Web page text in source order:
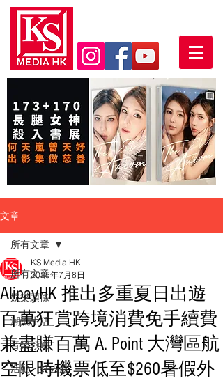
文章
所有文章
娛樂頭條
潮流生活
音樂頻道
活動・好去處
所有文章
AlipayHK 推出多重夏日出遊
百萬狂賞跨境消費免手續費
兼盡賺百萬 A. Point 大灣區航
空限時機票低至$260暑假外
KS Media HK
2025年7月8日